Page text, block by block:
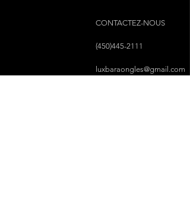
CONTACTEZ-NOUS
(450)445-2111
luxbaraongles@gmail.com